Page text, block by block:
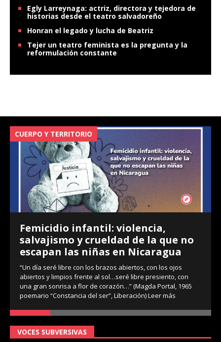
Egly Larreynaga: actriz, directora y tejedora de
historias desde el teatro salvadoreño
Honran el legado y lucha de Beatriz
Tejer un teatro feminista es la pregunta y la
reformulación constante
CUERPO Y TERRITORIO
Femicidio infantil: violencia,
salvajismo y crueldad de la que no
escapan las niñas en Nicaragua
“Un día seré libre con los brazos abiertos, con los ojos
abiertos y limpios frente al sol…seré libre presiento, con
una gran sonrisa a flor de corazón…” (Magda Portal, 1965
poemario “Constancia del ser”, Liberación)Leer más
VOCES SUBVERSIVAS